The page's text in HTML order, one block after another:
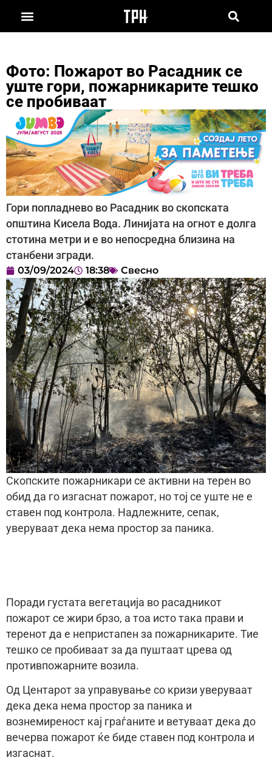
Фото: Пожарот во Расадник се
уште гори, пожарникарите тешко
се пробиваат
Гори попладнево во Расадник во скопската
општина Кисела Вода. Линијата на огнот е долга
стотина метри и е во непосредна близина на
станбени згради.
03/09/2024 18:38 Свесно
Скопските пожарникари се активни на терен во
обид да го изгаснат пожарот, но тој се уште не е
ставен под контрола. Надлежните, сепак,
уверуваат дека нема простор за паника.
Поради густата вегетација во расадникот
пожарот се жири брзо, а тоа исто така прави и
теренот да е непристапен за пожарникарите. Тие
тешко се пробиваат за да пуштаат црева од
противпожарните возила.
Од Центарот за управување со кризи уверуваат
дека дека нема простор за паника и
вознемиреност кај граѓаните и ветуваат дека до
вечерва пожарот ќе биде ставен под контрола и
изгаснат.